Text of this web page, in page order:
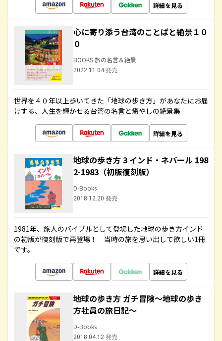
詳細を見る
心に寄り添う台湾のことばと絶景１０
０
BOOKS 旅の名言＆絶景
2022.11.04 発売
世界を４０年以上歩いてきた「地球の歩き方」があなたにお届
けする、人生を輝かせる台湾の名言と癒やしの絶景集
詳細を見る
地球の歩き方 3 インド・ネパール 198
2-1983（初版復刻版）
D-Books
2018.12.20 発売
1981年、旅人のバイブルとして登場した地球の歩き方インド
の初版が復刻版で再登場！ 当時の旅を思い出して欲しい1冊
です。
詳細を見る
地球の歩き方 ガチ冒険～地球の歩き
方社員の旅日記～
D-Books
2018.04.12 発売